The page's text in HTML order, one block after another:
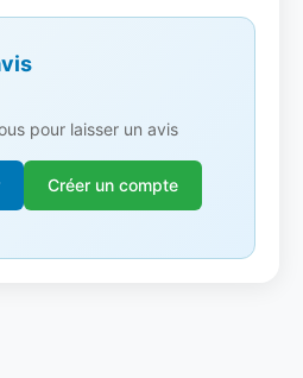
pour laisser un avis
Créer un compte